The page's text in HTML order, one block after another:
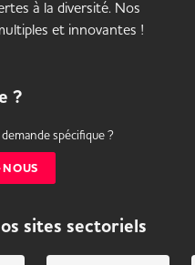
à la diversité. Nos
et innovantes !
?
spécifique ?
sites sectoriels